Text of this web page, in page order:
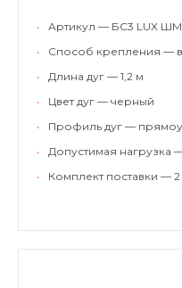
•
Артикул — БС3 LUX
•
Способ крепления — в
•
Длина дуг — 1,2 м
•
Цвет дуг — черный
•
Профиль дуг —
•
Допустимая нагрузка
•
Комплект поставки —